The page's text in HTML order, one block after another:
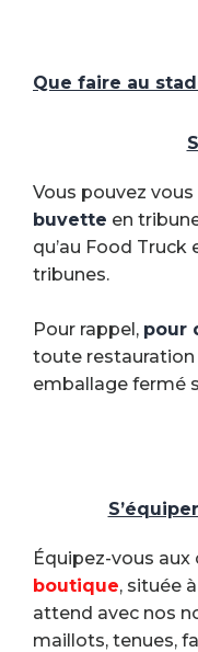
Que faire au
Vous pouvez
buvette en
qu’au Food
tribunes.
Pour rappel, pour
toute restauration
emballage fermé
Équipez-vous aux
boutique, située
attend avec nos
maillots, tenues,